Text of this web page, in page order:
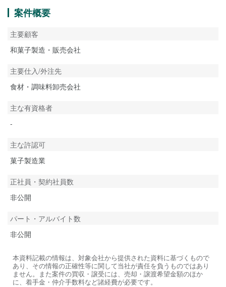
案件概要
主要顧客
和菓子製造・販売会社
主要仕入/外注先
食材・調味料卸売会社
主な有資格者
-
主な許認可
菓子製造業
正社員・契約社員数
非公開
パート・アルバイト数
非公開
本資料記載の情報は、対象会社から提供された資料に基づくもので
あり、その情報の正確性等に関して当社が責任を負うものではあり
ません。また案件の買収・譲受には、売却・譲渡希望金額のほか
に、着手金・仲介手数料など諸経費が必要です。